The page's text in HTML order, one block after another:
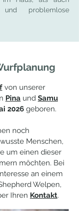
problemlose
von unserer
Pina und Samu
2026 geboren.
noch
Menschen,
um einen dieser
möchten. Bei
an einem
Welpen,
Ihren Kontakt.